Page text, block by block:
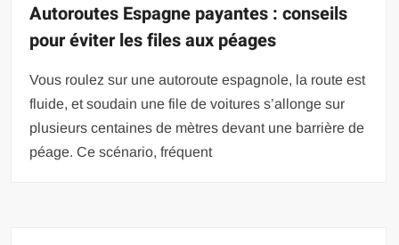
Autoroutes Espagne payantes : conseils
pour éviter les files aux péages
Vous roulez sur une autoroute espagnole, la route est
fluide, et soudain une file de voitures s’allonge sur
plusieurs centaines de mètres devant une barrière de
péage. Ce scénario, fréquent